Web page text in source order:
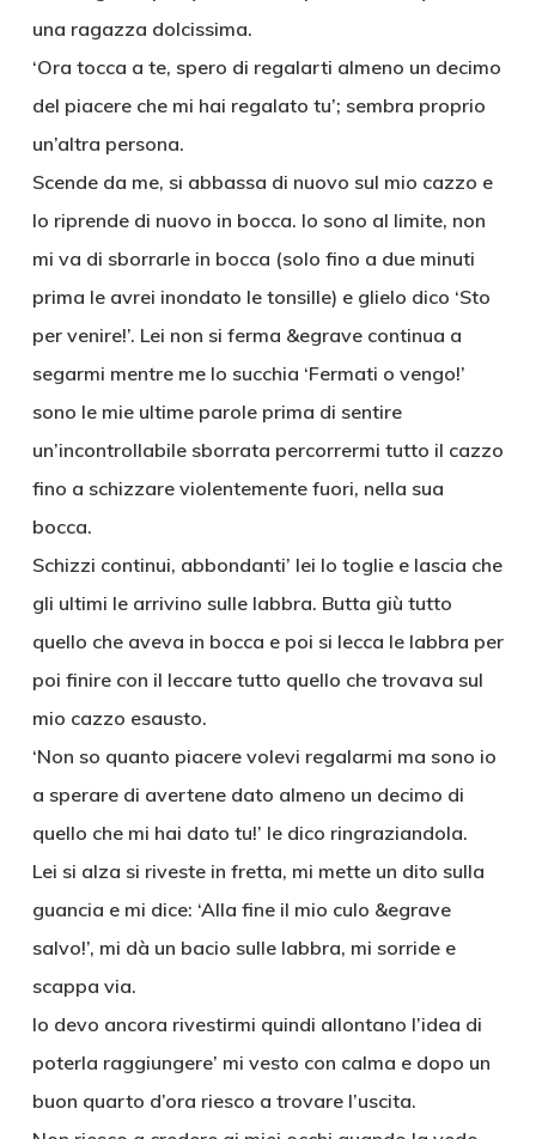
una ragazza dolcissima.
‘Ora tocca a te, spero di regalarti almeno un decimo
del piacere che mi hai regalato tu’; sembra proprio
un’altra persona.
Scende da me, si abbassa di nuovo sul mio cazzo e
lo riprende di nuovo in bocca. Io sono al limite, non
mi va di sborrarle in bocca (solo fino a due minuti
prima le avrei inondato le tonsille) e glielo dico ‘Sto
per venire!’. Lei non si ferma &egrave continua a
segarmi mentre me lo succhia ‘Fermati o vengo!’
sono le mie ultime parole prima di sentire
un’incontrollabile sborrata percorrermi tutto il cazzo
fino a schizzare violentemente fuori, nella sua
bocca.
Schizzi continui, abbondanti’ lei lo toglie e lascia che
gli ultimi le arrivino sulle labbra. Butta giù tutto
quello che aveva in bocca e poi si lecca le labbra per
poi finire con il leccare tutto quello che trovava sul
mio cazzo esausto.
‘Non so quanto piacere volevi regalarmi ma sono io
a sperare di avertene dato almeno un decimo di
quello che mi hai dato tu!’ le dico ringraziandola.
Lei si alza si riveste in fretta, mi mette un dito sulla
guancia e mi dice: ‘Alla fine il mio culo &egrave
salvo!’, mi dà un bacio sulle labbra, mi sorride e
scappa via.
Io devo ancora rivestirmi quindi allontano l’idea di
poterla raggiungere’ mi vesto con calma e dopo un
buon quarto d’ora riesco a trovare l’uscita.